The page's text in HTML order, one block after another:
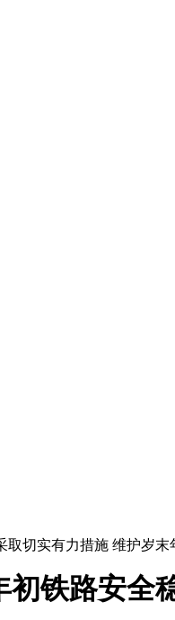
取切实有力措施 维护岁末
初铁路安全